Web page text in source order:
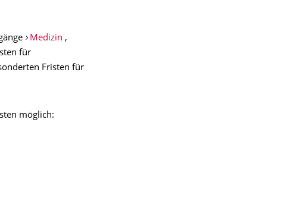
Medizin ,
für
Fristen für
möglich: